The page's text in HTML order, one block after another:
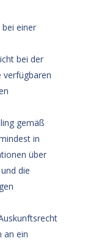
einer
bei der
verfügbaren
gemäß
in
über
die
an ein